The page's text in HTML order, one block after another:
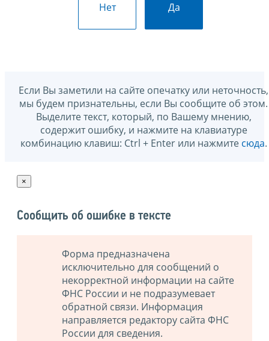
Нет Да
Если Вы заметили на сайте опечатку или неточность,
мы будем признательны, если Вы сообщите об этом.
Выделите текст, который, по Вашему мнению,
содержит ошибку, и нажмите на клавиатуре
комбинацию клавиш: Ctrl + Enter или нажмите сюда.
×
Сообщить об ошибке в тексте
Форма предназначена
исключительно для сообщений о
некорректной информации на сайте
ФНС России и не подразумевает
обратной связи. Информация
направляется редактору сайта ФНС
России для сведения.